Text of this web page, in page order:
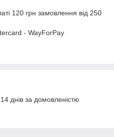
120 грн замовлення від 250
- WayForPay
днів за домовленістю